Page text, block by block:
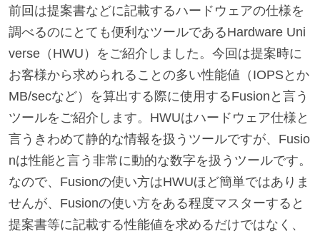
前回は提案書などに記載するハードウェアの仕様を
調べるのにとても便利なツールであるHardware Uni
verse（HWU）をご紹介しました。今回は提案時に
お客様から求められることの多い性能値（IOPSとか
MB/secなど）を算出する際に使用するFusionと言う
ツールをご紹介します。HWUはハードウェア仕様と
言うきわめて静的な情報を扱うツールですが、Fusio
nは性能と言う非常に動的な数字を扱うツールです。
なので、Fusionの使い方はHWUほど簡単ではありま
せんが、Fusionの使い方をある程度マスターすると
提案書等に記載する性能値を求めるだけではなく、